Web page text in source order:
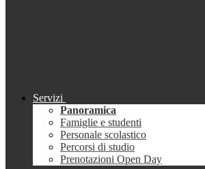
Servizi
Panoramica
Famiglie e studenti
Personale scolastico
Percorsi di studio
Prenotazioni Open Day